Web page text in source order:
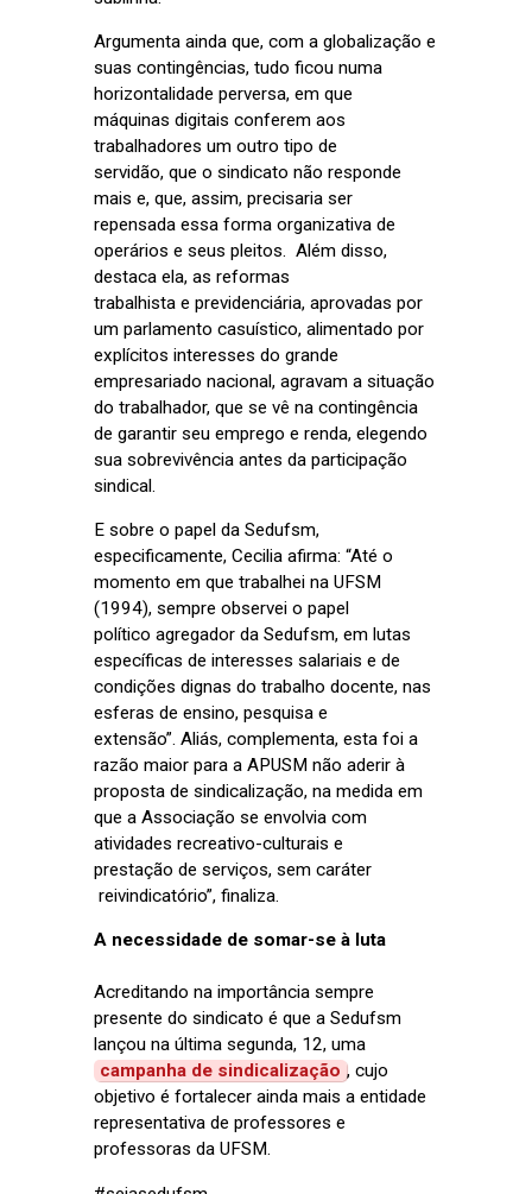
Argumenta ainda que, com a globalização e
suas contingências, tudo ficou numa
horizontalidade perversa, em que
máquinas digitais conferem aos
trabalhadores um outro tipo de
servidão, que o sindicato não responde
mais e, que, assim, precisaria ser
repensada essa forma organizativa de
operários e seus pleitos. Além disso,
destaca ela, as reformas
trabalhista e previdenciária, aprovadas por
um parlamento casuístico, alimentado por
explícitos interesses do grande
empresariado nacional, agravam a situação
do trabalhador, que se vê na contingência
de garantir seu emprego e renda, elegendo
sua sobrevivência antes da participação
sindical.
E sobre o papel da Sedufsm,
especificamente, Cecilia afirma: “Até o
momento em que trabalhei na UFSM
(1994), sempre observei o papel
político agregador da Sedufsm, em lutas
específicas de interesses salariais e de
condições dignas do trabalho docente, nas
esferas de ensino, pesquisa e
extensão”. Aliás, complementa, esta foi a
razão maior para a APUSM não aderir à
proposta de sindicalização, na medida em
que a Associação se envolvia com
atividades recreativo-culturais e
prestação de serviços, sem caráter
reivindicatório”, finaliza.
A necessidade de somar-se à luta
Acreditando na importância sempre
presente do sindicato é que a Sedufsm
lançou na última segunda, 12, uma
campanha de sindicalização , cujo
objetivo é fortalecer ainda mais a entidade
representativa de professores e
professoras da UFSM.